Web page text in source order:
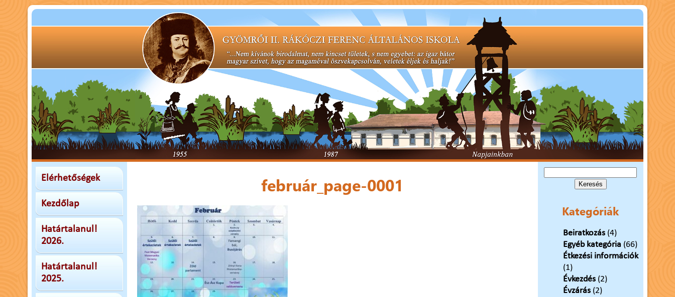
Elérhetőségek
Kezdőlap
Határtalanul!
2026.
Határtalanul!
2025.
február_page-0001
Kategóriák
Beiratkozás(4)
Egyéb kategória (66)
Étkezési információk
(1)
Évkezdés(2)
Évzárás(2)